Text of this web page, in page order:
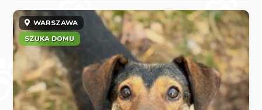
WARSZAWA
SZUKA DOMU